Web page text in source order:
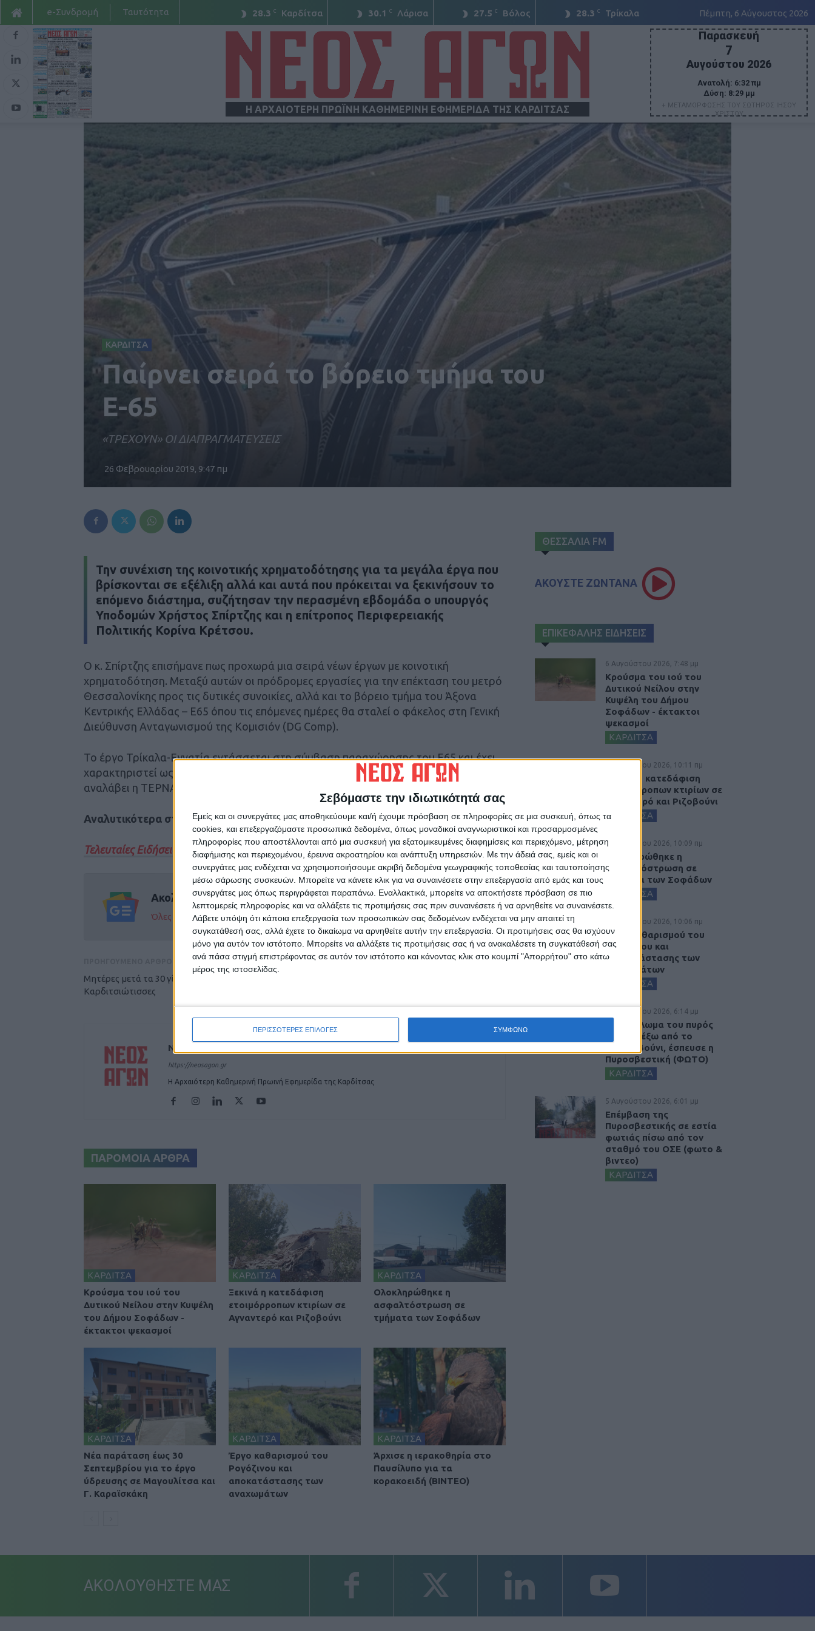
Σεβόμαστε την ιδιωτικότητά σας
Εμείς και οι συνεργάτες μας αποθηκεύουμε και/ή έχουμε πρόσβαση σε πληροφορίες σε μια συσκευή, όπως τα
cookies, και επεξεργαζόμαστε προσωπικά δεδομένα, όπως μοναδικοί αναγνωριστικοί και προσαρμοσμένες
πληροφορίες που αποστέλλονται από μια συσκευή για εξατομικευμένες διαφημίσεις και περιεχόμενο, μέτρηση
διαφήμισης και περιεχομένου, έρευνα ακροατηρίου και ανάπτυξη υπηρεσιών. Με την άδειά σας, εμείς και οι
συνεργάτες μας ενδέχεται να χρησιμοποιήσουμε ακριβή δεδομένα γεωγραφικής τοποθεσίας και ταυτοποίησης
μέσω σάρωσης συσκευών. Μπορείτε να κάνετε κλικ για να συναινέσετε στην επεξεργασία από εμάς και τους
συνεργάτες μας όπως περιγράφεται παραπάνω. Εναλλακτικά, μπορείτε να αποκτήσετε πρόσβαση σε πιο
λεπτομερείς πληροφορίες και να αλλάξετε τις προτιμήσεις σας πριν συναινέσετε ή να αρνηθείτε να συναινέσετε.
Λάβετε υπόψη ότι κάποια επεξεργασία των προσωπικών σας δεδομένων ενδέχεται να μην απαιτεί τη
συγκατάθεσή σας, αλλά έχετε το δικαίωμα να αρνηθείτε αυτήν την επεξεργασία. Οι προτιμήσεις σας θα ισχύουν
μόνο για αυτόν τον ιστότοπο. Μπορείτε να αλλάξετε τις προτιμήσεις σας ή να ανακαλέσετε τη συγκατάθεσή σας
ανά πάσα στιγμή επιστρέφοντας σε αυτόν τον ιστότοπο και κάνοντας κλικ στο κουμπί "Απορρήτου" στο κάτω
μέρος της ιστοσελίδας.
ΠΕΡΙΣΣΟΤΕΡΕΣ ΕΠΙΛΟΓΕΣ ΣΥΜΦΩΝΩ
28.3 C Καρδίτσα 30.1 C Λάρισα 27.5 C Βόλος 28.3 C Τρίκαλα Πέμπτη, 6 Αύγουστος 2026
e-Συνδρομή Ταυτότητα
Η ΑΡΧΑΙΟΤΕΡΗ ΠΡΩΪΝΗ ΚΑΘΗΜΕΡΙΝΗ ΕΦΗΜΕΡΙΔΑ ΤΗΣ ΚΑΡΔΙΤΣΑΣ
ΝΕΟΣ
ΑΓΩΝ
Παρασκευή
7
Αυγούστου 2026
Ανατολή: 6:32 πμ
Δύση: 8:29 μμ
+ ΜΕΤΑΜΟΡΦΩΣΗΣ ΤΟΥ ΣΩΤΗΡΟΣ ΙΗΣΟΥ
ΧΡΙΣΤΟΥ
ΚΑΡΔΙΤΣΑ
Παίρνει σειρά το βόρειο τμήμα του
Ε-65
«ΤΡΕΧΟΥΝ» ΟΙ ΔΙΑΠΡΑΓΜΑΤΕΥΣΕΙΣ
26 Φεβρουαρίου 2019, 9:47 πμ
Την συνέχιση της κοινοτικής χρηματοδότησης για τα μεγάλα έργα που
βρίσκονται σε εξέλιξη αλλά και αυτά που πρόκειται να ξεκινήσουν το
επόμενο διάστημα, συζήτησαν την περασμένη εβδομάδα ο υπουργός
Υποδομών Χρήστος Σπίρτζης και η επίτροπος Περιφερειακής
Πολιτικής Κορίνα Κρέτσου.
Ο κ. Σπίρτζης επισήμανε πως προχωρά μια σειρά νέων έργων με κοινοτική
χρηματοδότηση. Μεταξύ αυτών οι πρόδρομες εργασίες για την επέκταση του μετρό
Θεσσαλονίκης προς τις δυτικές συνοικίες, αλλά και το βόρειο τμήμα του Άξονα
Κεντρικής Ελλάδας – Ε65 όπου τις επόμενες ημέρες θα σταλεί ο φάκελος στη Γενική
Διεύθυνση Ανταγωνισμού της Κομισιόν (DG Comp).
Το έργο Τρίκαλα-Εγνατία εντάσσεται στη σύμβαση παραχώρησης του Ε65 και έχει
χαρακτηριστεί ως αναβαλλόμενο (όπως και το Λαμία-Ξυνιάδα). Την κατασκευή θα
αναλάβει η ΤΕΡΝΑ ενώ τη διαχείριση η Κεντρική Οδός Α.Ε.
Αναλυτικότερα στην έντυπη έκδοση του Νέου Αγώνα
Τελευταίες Ειδήσεις Σήμερα
Ακολούθησε την εφημερίδα ΝΕΟΣ ΑΓΩΝ στο Google News!
Όλες οι εξελίξεις στην περιοχή της Καρδίτσας και ευρύτερα της Θεσσαλίας
Μητέρες μετά τα 30 γίνονται οι
Καρδιτσιώτισσες
ΕΠΟΜΕΝΟ ΑΡΘΡΟ
ΝΕΟΣ ΑΓΩΝ
https://neosagon.gr
Η Αρχαιότερη Καθημερινή Πρωινή Εφημερίδα της Καρδίτσας
ΠΑΡΟΜΟΙΑ ΑΡΘΡΑ
ΚΑΡΔΙΤΣΑ
Κρούσμα του ιού του
Δυτικού Νείλου στην Κυψέλη
του Δήμου Σοφάδων -
έκτακτοι ψεκασμοί
ΚΑΡΔΙΤΣΑ
Ξεκινά η κατεδάφιση
ετοιμόρροπων κτιρίων σε
Αγναντερό και Ριζοβούνι
ΚΑΡΔΙΤΣΑ
Ολοκληρώθηκε η
ασφαλτόστρωση σε
τμήματα των Σοφάδων
ΚΑΡΔΙΤΣΑ
Νέα παράταση έως 30
Σεπτεμβρίου για το έργο
ύδρευσης σε Μαγουλίτσα και
Γ. Καραϊσκάκη
ΚΑΡΔΙΤΣΑ
Έργο καθαρισμού του
Ρογόζινου και
αποκατάστασης των
αναχωμάτων
ΚΑΡΔΙΤΣΑ
Άρχισε η ιερακοθηρία στο
Παυσίλυπο για τα
κορακοειδή (ΒΙΝΤΕΟ)
ΘΕΣΣΑΛΙΑ FM
ΑΚΟΥΣΤΕ ΖΩΝΤΑΝΑ
ΕΠΙΚΕΦΑΛΗΣ ΕΙΔΗΣΕΙΣ
6 Αυγούστου 2026, 7:48 μμ
Κρούσμα του ιού του
Δυτικού Νείλου στην
Κυψέλη του Δήμου
Σοφάδων - έκτακτοι
ψεκασμοί
ΚΑΡΔΙΤΣΑ
6 Αυγούστου 2026, 10:11 πμ
Ξεκινά η κατεδάφιση
ετοιμόρροπων κτιρίων σε
Αγναντερό και Ριζοβούνι
ΚΑΡΔΙΤΣΑ
6 Αυγούστου 2026, 10:09 πμ
Ολοκληρώθηκε η
ασφαλτόστρωση σε
τμήματα των Σοφάδων
ΚΑΡΔΙΤΣΑ
6 Αυγούστου 2026, 10:06 πμ
Έργο καθαρισμού του
Ρογόζινου και
αποκατάστασης των
αναχωμάτων
ΚΑΡΔΙΤΣΑ
5 Αυγούστου 2026, 6:14 μμ
Παρανάλωμα του πυρός
έγινε ΙΧ έξω από το
Μορφοβούνι, έσπευσε η
Πυροσβεστική (ΦΩΤΟ)
ΚΑΡΔΙΤΣΑ
5 Αυγούστου 2026, 6:01 μμ
Επέμβαση της
Πυροσβεστικής σε εστία
φωτιάς πίσω από τον
σταθμό του ΟΣΕ (φωτο &
βιντεο)
ΚΑΡΔΙΤΣΑ
ΑΚΟΛΟΥΘΗΣΤΕ ΜΑΣ